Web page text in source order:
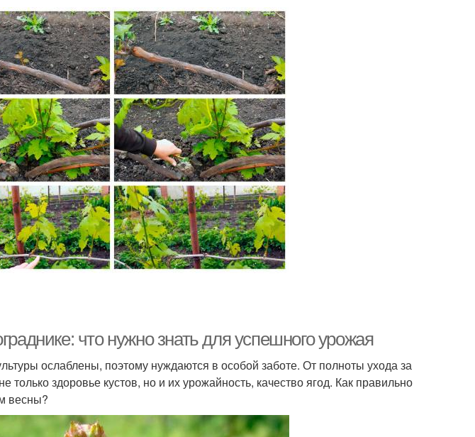
что нужно знать для успешного урожая
ослаблены, поэтому нуждаются в особой заботе. От полноты ухода за
только здоровье кустов, но и их урожайность, качество ягод. Как правильно
весны?